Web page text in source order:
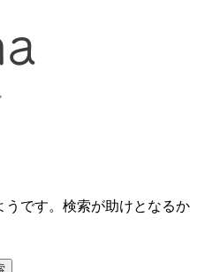
です。検索が助けとなるか